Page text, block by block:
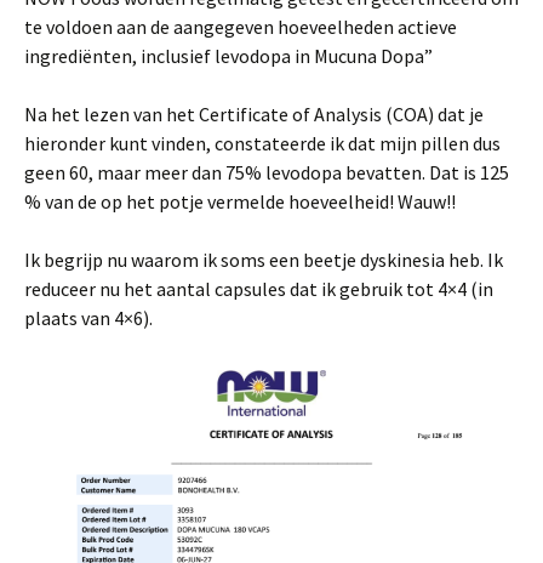
te voldoen aan de aangegeven hoeveelheden actieve
ingrediënten, inclusief levodopa in Mucuna Dopa”
Na het lezen van het Certificate of Analysis (COA) dat je
hieronder kunt vinden, constateerde ik dat mijn pillen dus
geen 60, maar meer dan 75% levodopa bevatten. Dat is 125
% van de op het potje vermelde hoeveelheid! Wauw!!
Ik begrijp nu waarom ik soms een beetje dyskinesia heb. Ik
reduceer nu het aantal capsules dat ik gebruik tot 4×4 (in
plaats van 4×6).